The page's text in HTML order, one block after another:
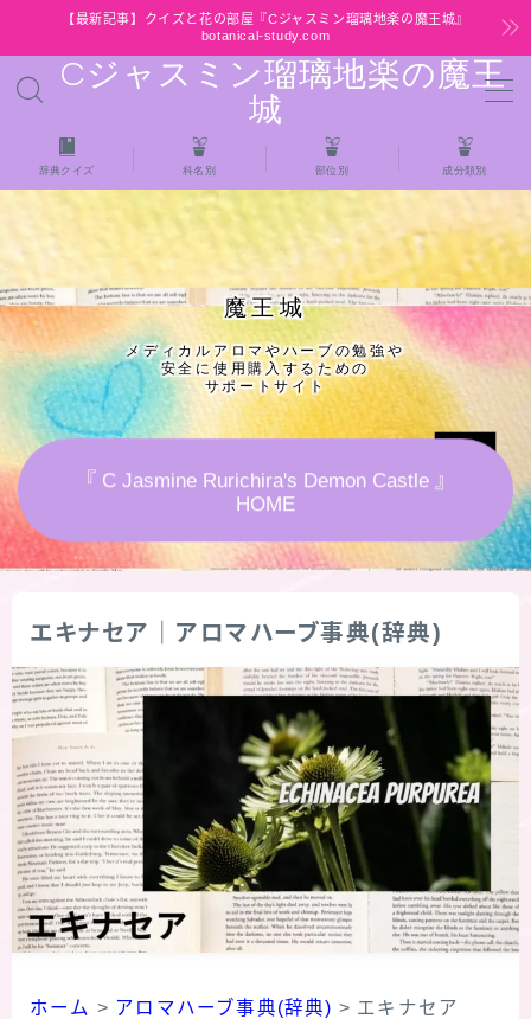
【最新記事】クイズと花の部屋『Cジャスミン瑠璃地楽の魔王城』
botanical-study.com
Cジャスミン瑠璃地楽の魔王
城
MENU
HOME
【最新】クイズと花の部屋
★全種/アロマハーブスパイス基材 プチ辞典ク
イズ＆プチ辞典
★アロマ検定＋αクイズ
★アロマハーブ傾向チェック
秘密部屋
お知らせ
公式ウェブサイト『Botanical Study』
Cジャスミン瑠璃地楽の主な活動先リンク集
プロフィール
辞典クイズ 科名別 部位別 成分類別
魔王城
メディカルアロマやハーブの勉強や
安全に使用購入するための
サポートサイト
『 C Jasmine Rurichira's Demon Castle 』
HOME
エキナセア｜アロマハーブ事典(辞典)
ホーム > アロマハーブ事典(辞典) > エキナセア